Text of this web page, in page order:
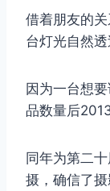
借着朋友的
台灯光自然透
因为一台想
品数量后
同年为第二
摄，确信了